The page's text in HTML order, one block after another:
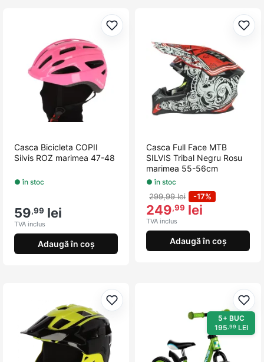
Adaugă la favorite
Casca Bicicleta COPII
Silvis ROZ marimea 47-48
● în stoc
59,99 lei
TVA inclus
Adaugă în coș
Casca Full Face MTB
SILVIS Tribal Negru Rosu
marimea 55-56cm
● în stoc
299,99 lei -17%
249,99 lei
TVA inclus
Adaugă în coș
Adaugă la favorite
5+ BUC
195,99 LEI